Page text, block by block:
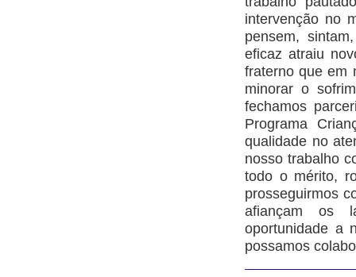
intervenção no
pensem,
eficaz atraiu
fraterno que em
minorar o
fechamos
Programa
qualidade no
nosso trabalho
todo o mérito,
prosseguirmos
afiançam os
oportunidade a
possamos